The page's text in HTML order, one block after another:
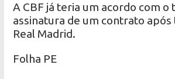
A CBF já teria um acordo com
assinatura de um contrato
Real Madrid.
Folha PE